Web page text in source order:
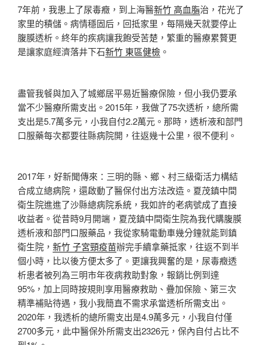
7年前，我患上了尿毒癥，到上海醫新竹 高血脂治，花光了
家里的積儲。病情穩固后，回抵家里，每隔幾天就要停止
腹膜透析。終年的疾病讓我飽受苦楚，繁重的醫療累贅更
是讓家庭經濟落井下石新竹 東區健檢 。
盡管我餐與加入了城鄉居平易近醫療保險，但小我仍要承
當不少醫療所需支出。2015年，我做了75次透析，總所需
支出是5.7萬多元，小我自付2.2萬元。那時，透析液和部門
口服藥每次都要往縣病院開，往返幾十公里，很不便利。
2017年，好新聞傳來：三明的縣、鄉、村三級衛活力構結
合成立總病院，還啟動了醫保付出方法改造。夏茂鎮中間
衛生院進進了沙縣總病院系統，我如許的老病號成了直接
收益者。從昔時9月開端，夏茂鎮中間衛生院為我代購腹膜
透析液和部門口服藥品，我從家騎電動車幾分鐘就能到鎮
衛生院， 新竹 子宮頸疫苗辦完手續拿藥抵家，往返不到半
個小時，比以後方便太多了。更讓我興奮的是，尿毒癥透
析患者被列為三明市年夜病救助對象，報銷比例到達
95%，加上同時按規則享用醫療救助、疊加保險、第三次
精準補貼待遇，我小我簡直不需求承當透析所需支出。
2020年，我透析的總所需支出是4.9萬多元，小我自付僅
2700多元，此中醫保外所需支出2326元，保內自付占比不